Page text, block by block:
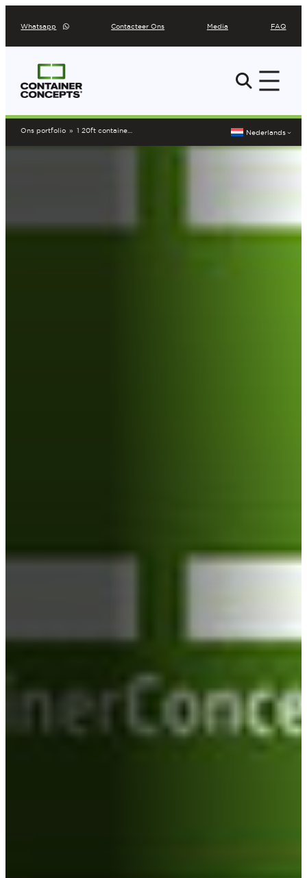
naar
inhoud
Whatsapp Contacteer Ons Media FAQ
Ons portfolio » 1 20ft container omgebouwd tot rooftop zwembad Nederlands